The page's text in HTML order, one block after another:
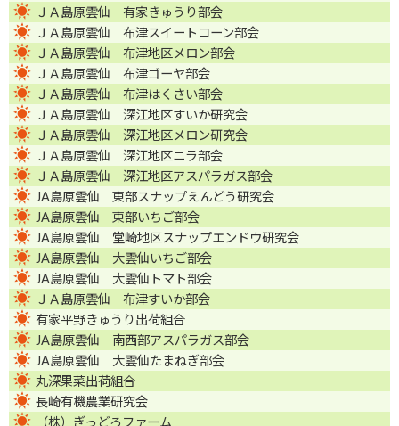
ＪＡ島原雲仙 有家きゅうり部会
ＪＡ島原雲仙 布津スイートコーン部会
ＪＡ島原雲仙 布津地区メロン部会
ＪＡ島原雲仙 布津ゴーヤ部会
ＪＡ島原雲仙 布津はくさい部会
ＪＡ島原雲仙 深江地区すいか研究会
ＪＡ島原雲仙 深江地区メロン研究会
ＪＡ島原雲仙 深江地区ニラ部会
ＪＡ島原雲仙 深江地区アスパラガス部会
JA島原雲仙 東部スナップえんどう研究会
JA島原雲仙 東部いちご部会
JA島原雲仙 堂崎地区スナップエンドウ研究会
JA島原雲仙 大雲仙いちご部会
JA島原雲仙 大雲仙トマト部会
ＪＡ島原雲仙 布津すいか部会
有家平野きゅうり出荷組合
JA島原雲仙 南西部アスパラガス部会
JA島原雲仙 大雲仙たまねぎ部会
丸深果菜出荷組合
長崎有機農業研究会
（株）ぎっどろファーム